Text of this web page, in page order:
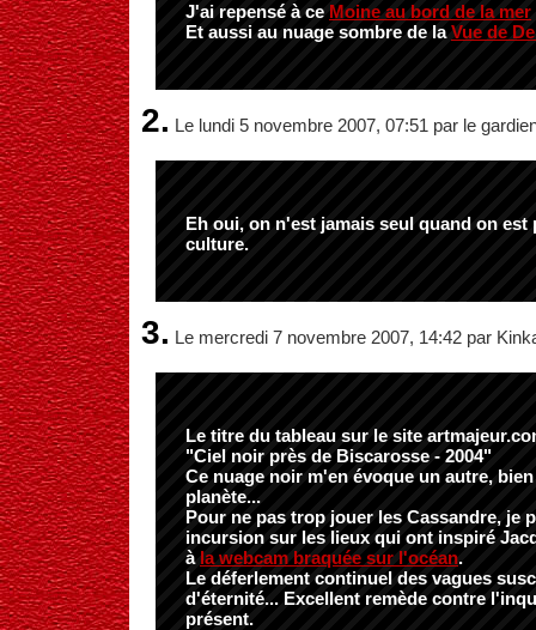
J'ai repensé à ce Moine au bord de la mer
Et aussi au nuage sombre de laVue de
2. Le lundi 5 novembre 2007, 07:51 par le
Eh oui, on n'est jamais seul quand on est
culture.
3. Le mercredi 7 novembre 2007, 14:42 par
Le titre du tableau sur le site
"Ciel noir près de Biscarosse - 2004"
Ce nuage noir m'en évoque un autre,
planète...
Pour ne pas trop jouer les Cassandre, je
incursion sur les lieux qui ont inspiré
à la webcam braquée sur l'océan.
Le déferlement continuel des vagues
d'éternité... Excellent remède contre
présent.